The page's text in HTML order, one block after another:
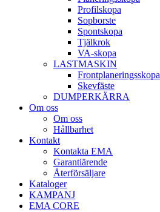
Profil­skopa
Sop­borste
Spont­skopa
Tjäl­krok
VA­-skopa
LAST­MASKIN
Front­planerings­skopa
Skev­fäste
DUMPER­KÄRRA
Om oss
Om oss
Hållbarhet
Kontakt
Kontakta EMA
Garantiärende
Återförsäljare
Kataloger
KAMPANJ
EMA CORE